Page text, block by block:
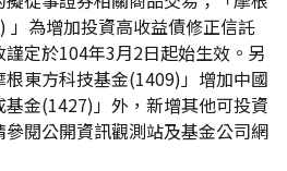
」為增加投資高收益債修正信託
定於104年3月2日起始生效。另
東方科技基金(1409)」增加中國
金(1427)」外，新增其他可投資
閱公開資訊觀測站及基金公司網